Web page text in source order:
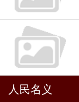
人民名义